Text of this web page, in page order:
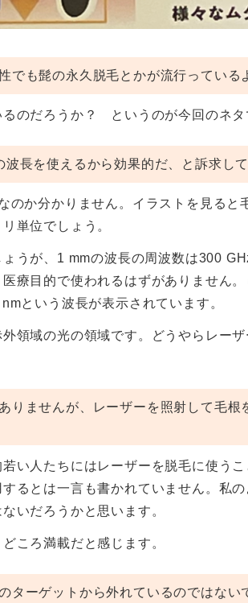
でも髭の永久脱毛とかが流行っている
のだろうか？ というのが今回のネタ
長を使えるから効果的だ、と訴求し
のか分かりません。イラストを見ると
単位でしょう。
うが、1 mmの波長の周波数は300
療目的で使われるはずがありません
という波長が表示されています。
領域の光の領域です。どうやらレー
りませんが、レーザーを照射して毛根
い人たちにはレーザーを脱毛に使う
るとは一言も書かれていません。私
いだろうかと思います。
ころ満載だと感じます。
ターゲットから外れているのではない